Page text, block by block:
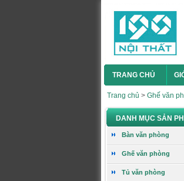
TRANG CHỦ
Trang chủ > Ghế văn
DANH MỤC SẢN
Bàn văn phòng
Ghế văn phòng
Tủ văn phòng
Xem chi tiết
Giá:460.000
Xem chi tiết
Ghế gấp